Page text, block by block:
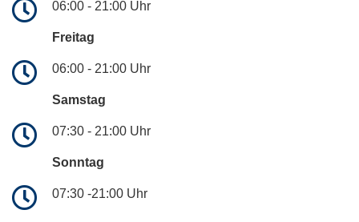
06:00 - 21:00 Uhr
Freitag
06:00 - 21:00 Uhr
Samstag
07:30 - 21:00 Uhr
Sonntag
07:30 -21:00 Uhr